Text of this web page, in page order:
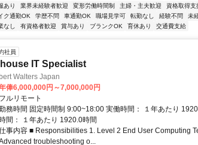
あり 業界未経験者歓迎 変形労働時間制 主婦・主夫歓迎 資格取得支
ク通勤OK
学歴不問 車通勤OK 職場見学可 転勤なし 経験不問 未
なし
有資格者歓迎 賞与あり ブランクOK 育休あり 交通費支給
社員
house IT Specialist
Walters Japan
俸6,000,000円～7,000,000円
フルリモート
務時間 固定時間制 9:00~18:00 実働時間： １年あたり
間： １年あたり 1920.0時間
事内容 ■ Responsibilities 1. Level 2 End User Computing
troubleshooting o...